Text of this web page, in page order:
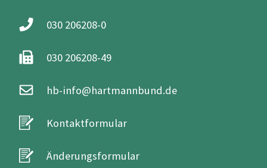
030 206208-0
030 206208-49
hb-info@hartmannbund.de
Kontaktformular
Änderungsformular